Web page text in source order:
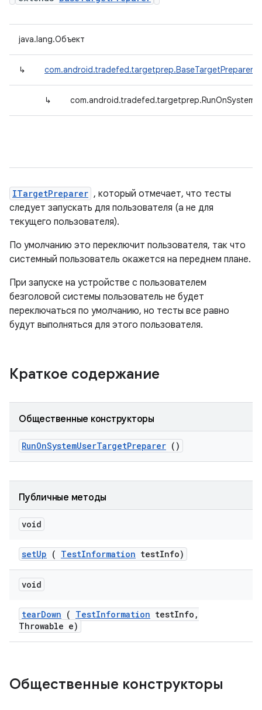
java.lang.Объект
↳ com.android.tradefed.targetprep.BaseTargetPreparer
↳
ITargetPreparer , который отмечает, что тесты
следует запускать для пользователя (а не для
текущего пользователя).
По умолчанию это переключит пользователя, так что
системный пользователь окажется на переднем плане.
При запуске на устройстве с пользователем
безголовой системы пользователь не будет
переключаться по умолчанию, но тесты все равно
будут выполняться для этого пользователя.
Краткое содержание
Общественные конструкторы
RunOnSystemUserTargetPreparer ()
Публичные методы
void
setUp ( TestInformation testInfo)
void
tearDown ( TestInformation testInfo ,
Throwable e)
Общественные конструкторы